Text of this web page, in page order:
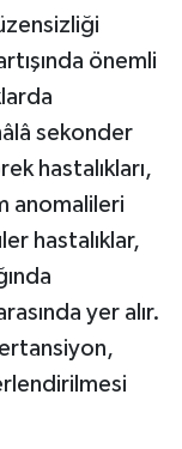
önemli
sekonder
hastalıkları,
anomalileri
hastalıklar,
yer alır.